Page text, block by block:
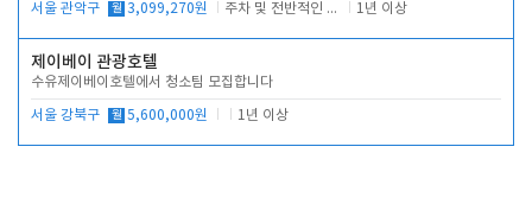
서울 관악구 월 3,099,270원 주차 및 전반적인 당번업무 1년 이상
제이베이 관광호텔
수유제이베이호텔에서 청소팀 모집합니다
서울 강북구 월 5,600,000원 1년 이상